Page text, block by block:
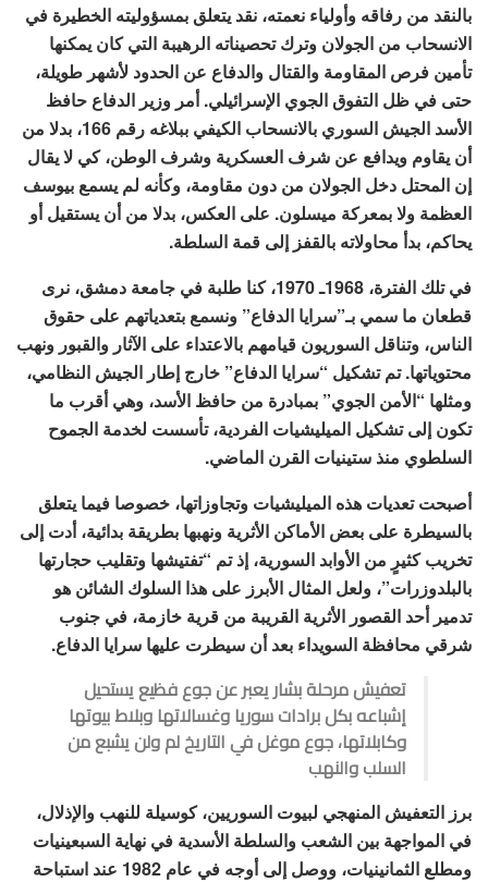
بالنقد من رفاقه وأولياء نعمته، نقد يتعلق بمسؤوليته الخطيرة في
الانسحاب من الجولان وترك تحصيناته الرهيبة التي كان يمكنها
تأمين فرص المقاومة والقتال والدفاع عن الحدود لأشهر طويلة،
حتى في ظل التفوق الجوي الإسرائيلي. أمر وزير الدفاع حافظ
الأسد الجيش السوري بالانسحاب الكيفي ببلاغه رقم 166، بدلا من
أن يقاوم ويدافع عن شرف العسكرية وشرف الوطن، كي لا يقال
إن المحتل دخل الجولان من دون مقاومة، وكأنه لم يسمع بيوسف
العظمة ولا بمعركة ميسلون. على العكس، بدلا من أن يستقيل أو
يحاكم، بدأ محاولاته بالقفز إلى قمة السلطة.
في تلك الفترة، 1968ـ 1970، كنا طلبة في جامعة دمشق، نرى
قطعان ما سمي بـ”سرايا الدفاع” ونسمع بتعدياتهم على حقوق
الناس، وتناقل السوريون قيامهم بالاعتداء على الآثار والقبور ونهب
محتوياتها. تم تشكيل “سرايا الدفاع” خارج إطار الجيش النظامي،
ومثلها “الأمن الجوي” بمبادرة من حافظ الأسد، وهي أقرب ما
تكون إلى تشكيل الميليشيات الفردية، تأسست لخدمة الجموح
السلطوي منذ ستينيات القرن الماضي.
أصبحت تعديات هذه الميليشيات وتجاوزاتها، خصوصا فيما يتعلق
بالسيطرة على بعض الأماكن الأثرية ونهبها بطريقة بدائية، أدت إلى
تخريب كثيرٍ من الأوابد السورية، إذ تم “تفتيشها وتقليب حجارتها
بالبلدوزرات”، ولعل المثال الأبرز على هذا السلوك الشائن هو
تدمير أحد القصور الأثرية القريبة من قرية خازمة، في جنوب
شرقي محافظة السويداء بعد أن سيطرت عليها سرايا الدفاع.
تعفيش مرحلة بشار يعبر عن جوع فظيع يستحيل
إشباعه بكل برادات سوريا وغسالاتها وبلاط بيوتها
وكابلاتها، جوع موغل في التاريخ لم ولن يشبع من
السلب والنهب
برز التعفيش المنهجي لبيوت السوريين، كوسيلة للنهب والإذلال،
في المواجهة بين الشعب والسلطة الأسدية في نهاية السبعينيات
ومطلع الثمانينيات، ووصل إلى أوجه في عام 1982 عند استباحة